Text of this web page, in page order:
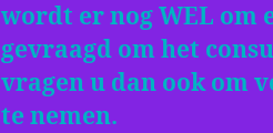
wordt er nog WEL om
gevraagd om het
vragen u dan ook om
te nemen.